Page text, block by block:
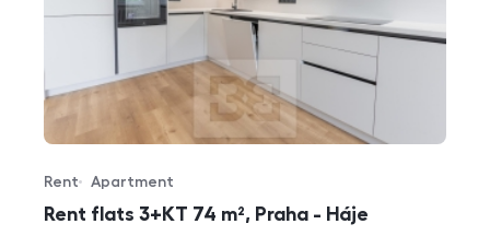
Rent flats 3+KT 74 m², Praha - Háje
Offer type
Rent
Property type
Apartment